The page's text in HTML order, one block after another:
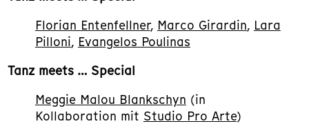
Florian Entenfellner, Marco Girardin, Lara
Pilloni, Evangelos Poulinas
Tanz meets … Special
Meggie Malou Blankschyn (in
Kollaboration mit Studio Pro Arte)